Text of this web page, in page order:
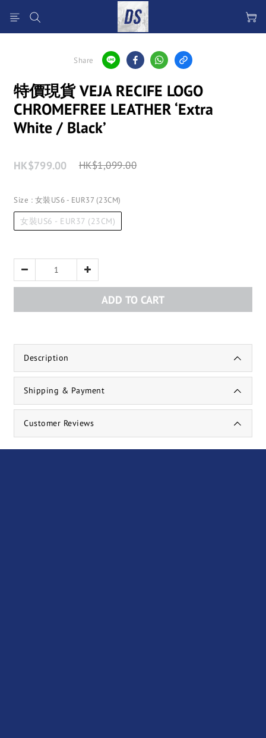
Share
特價現貨 VEJA RECIFE LOGO
CHROMEFREE LEATHER ‘Extra
White / Black’
HK$799.00 HK$1,099.00
Size : 女裝US6 - EUR37 (23CM)
女裝US6 - EUR37 (23CM)
ADD TO CART
Description
Shipping & Payment
Customer Reviews